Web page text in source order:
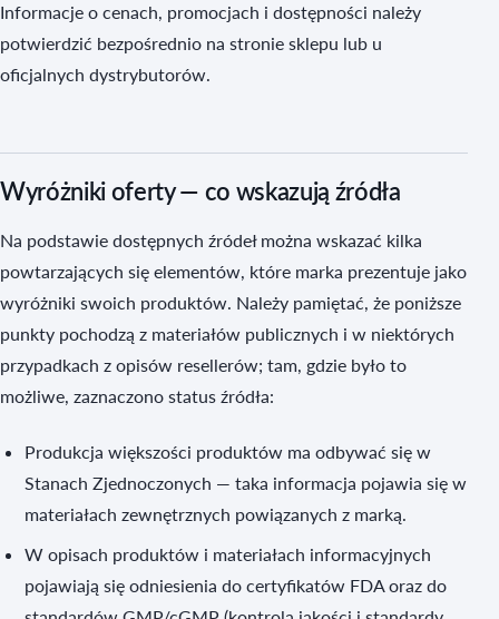
Informacje o cenach, promocjach i dostępności należy
potwierdzić bezpośrednio na stronie sklepu lub u
oficjalnych dystrybutorów.
Wyróżniki oferty — co wskazują źródła
Na podstawie dostępnych źródeł można wskazać kilka
powtarzających się elementów, które marka prezentuje jako
wyróżniki swoich produktów. Należy pamiętać, że poniższe
punkty pochodzą z materiałów publicznych i w niektórych
przypadkach z opisów resellerów; tam, gdzie było to
możliwe, zaznaczono status źródła:
Produkcja większości produktów ma odbywać się w
Stanach Zjednoczonych — taka informacja pojawia się w
materiałach zewnętrznych powiązanych z marką.
W opisach produktów i materiałach informacyjnych
pojawiają się odniesienia do certyfikatów FDA oraz do